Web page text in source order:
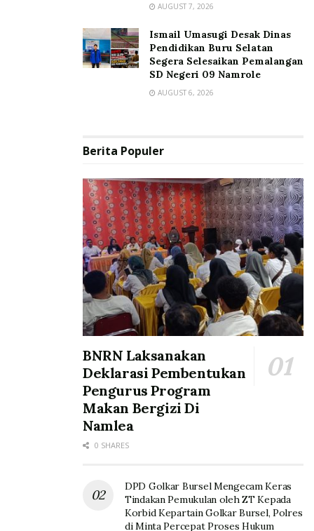
AUGUST 7, 2026
Ismail Umasugi Desak Dinas
Pendidikan Buru Selatan
Segera Selesaikan Pemalangan
SD Negeri 09 Namrole
AUGUST 6, 2026
Berita Populer
BNRN Laksanakan
Deklarasi Pembentukan
Pengurus Program
Makan Bergizi Di
Namlea
0 SHARES
DPD Golkar Bursel Mengecam Keras
Tindakan Pemukulan oleh ZT Kepada
Korbid Kepartain Golkar Bursel, Polres
di Minta Percepat Proses Hukum